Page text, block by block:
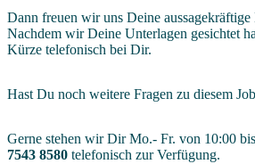
Dann freuen wir uns Deine
Nachdem wir Deine Unterlagen gesichtet
Kürze telefonisch bei Dir.
Hast Du noch weitere Fragen zu diesem
Gerne stehen wir Dir Mo.- Fr. von 10:00
7543 8580 telefonisch zur Verfügung.